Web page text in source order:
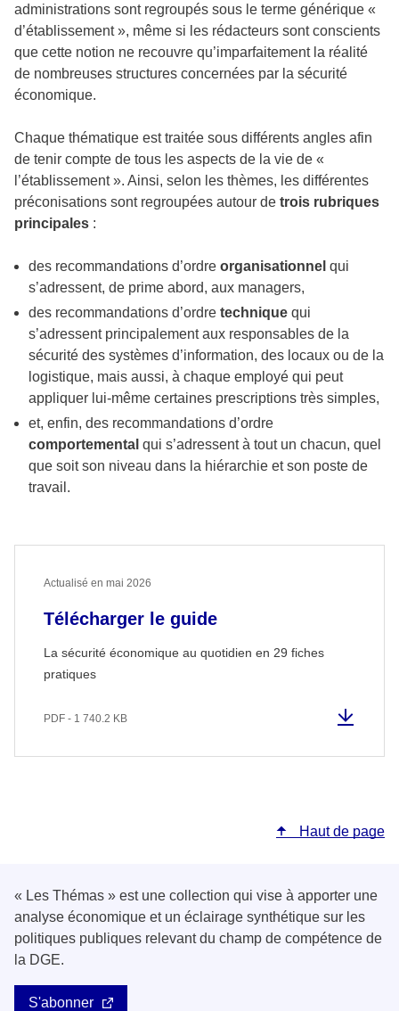
administrations sont regroupés sous le terme générique «
d’établissement », même si les rédacteurs sont conscients
que cette notion ne recouvre qu’imparfaitement la réalité
de nombreuses structures concernées par la sécurité
économique.
Chaque thématique est traitée sous différents angles afin
de tenir compte de tous les aspects de la vie de «
l’établissement ». Ainsi, selon les thèmes, les différentes
préconisations sont regroupées autour de trois rubriques
principales :
des recommandations d’ordre organisationnel qui
s’adressent, de prime abord, aux managers,
des recommandations d’ordre technique qui
s’adressent principalement aux responsables de la
sécurité des systèmes d’information, des locaux ou de la
logistique, mais aussi, à chaque employé qui peut
appliquer lui-même certaines prescriptions très simples,
et, enfin, des recommandations d’ordre
comportemental qui s’adressent à tout un chacun, quel
que soit son niveau dans la hiérarchie et son poste de
travail.
Télécharger le guide
La sécurité économique au quotidien en 29 fiches
pratiques
Actualisé en mai 2026
PDF - 1 740.2 KB
Haut de page
« Les Thémas » est une collection qui vise à apporter une
analyse économique et un éclairage synthétique sur les
politiques publiques relevant du champ de compétence de
la DGE.
S'abonner